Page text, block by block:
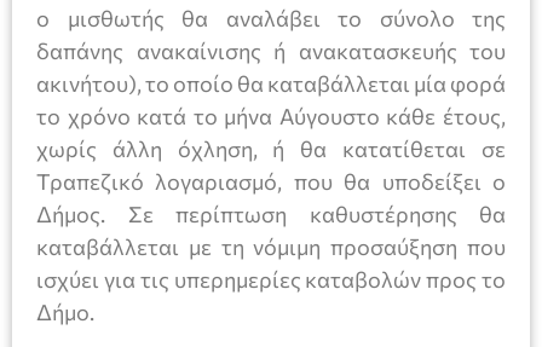
ο μισθωτής θα αναλάβει το σύνολο της
δαπάνης ανακαίνισης ή ανακατασκευής του
ακινήτου), το οποίο θα καταβάλλεται μία φορά
το χρόνο κατά το μήνα Αύγουστο κάθε έτους,
χωρίς άλλη όχληση, ή θα κατατίθεται σε
Τραπεζικό λογαριασμό, που θα υποδείξει ο
Δήμος. Σε περίπτωση καθυστέρησης θα
καταβάλλεται με τη νόμιμη προσαύξηση που
ισχύει για τις υπερημερίες καταβολών προς το
Δήμο.